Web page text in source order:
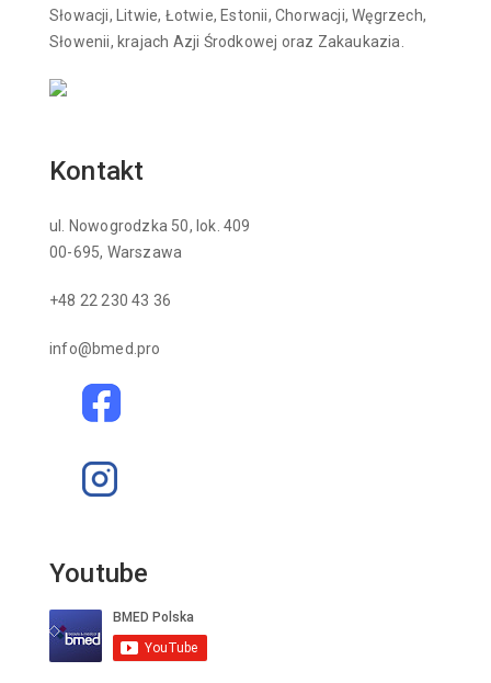
Słowacji, Litwie, Łotwie, Estonii, Chorwacji, Węgrzech,
Słowenii, krajach Azji Środkowej oraz Zakaukazia.
Kontakt
ul. Nowogrodzka 50, lok. 409
00-695, Warszawa
+48 22 230 43 36
info@bmed.pro
Youtube